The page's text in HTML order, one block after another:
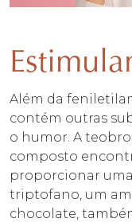
Além da
contém outras
o humor. A
composto
proporcionar
triptofano, um
chocolate,